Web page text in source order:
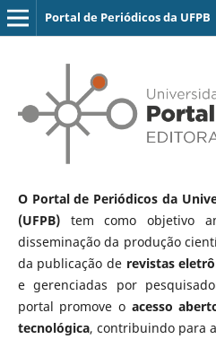
Portal de Periódicos da UFPB
O Portal de Periódicos da
(UFPB)tem como objetivo
disseminação da produção
da publicação de revistas
e gerenciadas por
portal promove o acesso
tecnológica, contribuindo para